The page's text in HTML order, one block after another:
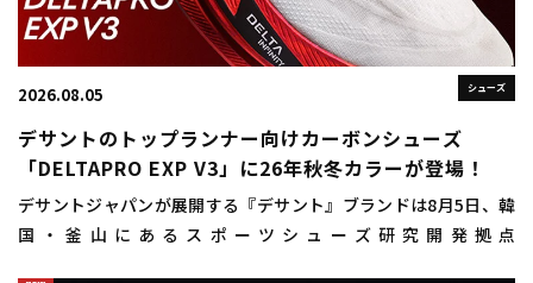
シューズ
2026.08.05
デサントのトップランナー向けカーボンシューズ
「DELTAPRO EXP V3」に26年秋冬カラーが登場！
デサントジャパンが展開する『デサント』ブランドは8月5日、韓
国・釜山にあるスポーツシューズ研究開発拠点